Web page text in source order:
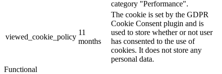
category "Performance".
viewed_cookie_policy
11
months
The cookie is set by the GDPR
Cookie Consent plugin and is
used to store whether or not user
has consented to the use of
cookies. It does not store any
personal data.
Functional